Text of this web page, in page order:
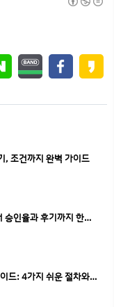
, 조건까지 완벽 가이드
바로바로론: 간편 대출 신청부터 승인율과 후기까지 한눈에 보기
교보생명 실비보험 청구방법 가이드: 4가지 쉬운 절차와 필수 서류